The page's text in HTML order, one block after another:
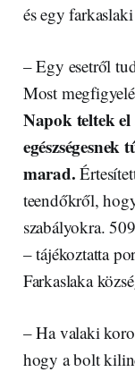
és egy
– Egy esetről
Most
Napok teltek
marad.
teendőkről,
szabályokra.
– tájékoztatta
Farkaslaka
– Ha valaki
hogy a bolt